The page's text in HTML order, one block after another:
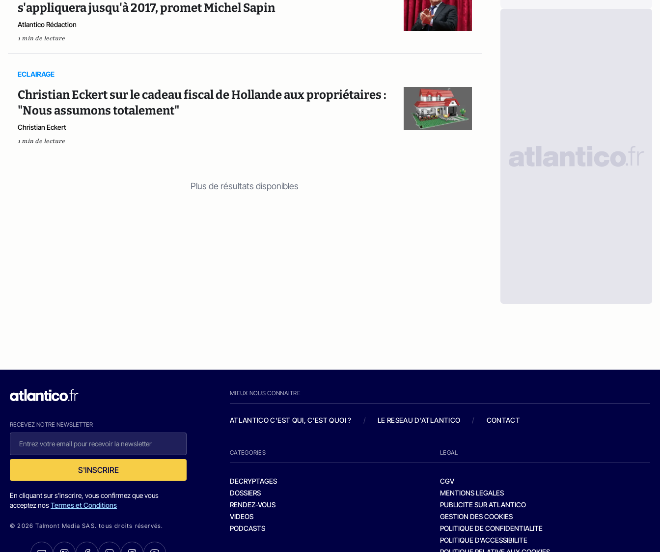
s'appliquera jusqu'à 2017, promet Michel Sapin
Atlantico Rédaction
1 min de lecture
ECLAIRAGE
Christian Eckert sur le cadeau fiscal de Hollande aux propriétaires :
"Nous assumons totalement"
Christian Eckert
1 min de lecture
Plus de résultats disponibles
RECEVEZ NOTRE NEWSLETTER
S'INSCRIRE
En cliquant sur s'inscrire, vous confirmez que vous
acceptez nosTermes et Conditions
© 2026 Talmont Media SAS. tous droits réservés.
MIEUX NOUS CONNAITRE
ATLANTICO C'EST QUI, C'EST QUOI ? / LE RESEAU D'ATLANTICO / CONTACT
CATEGORIES
DECRYPTAGES
DOSSIERS
RENDEZ-VOUS
VIDEOS
PODCASTS
LEGAL
CGV
MENTIONS LEGALES
PUBLICITE SUR ATLANTICO
GESTION DES COOKIES
POLITIQUE DE CONFIDENTIALITE
POLITIQUE D’ACCESSIBILITE